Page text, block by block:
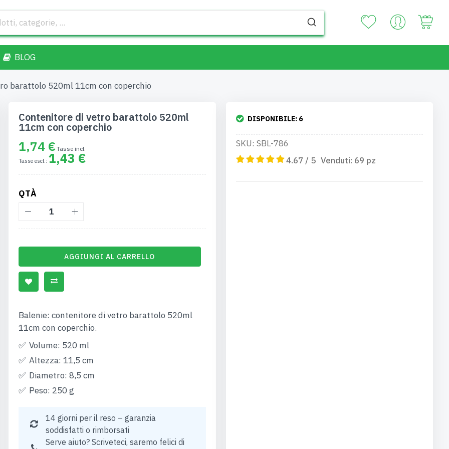
BLOG
barattolo 520ml 11cm con coperchio
Contenitore di vetro barattolo 520ml
11cm con coperchio
1,74 €
1,43 €
QTÀ
AGGIUNGI AL CARRELLO
Balenie: contenitore di vetro barattolo 520ml
11cm con coperchio.
Volume: 520 ml
Altezza: 11,5 cm
Diametro: 8,5 cm
Peso: 250 g
14 giorni per il reso – garanzia
soddisfatti o rimborsati
Serve aiuto? Scriveteci, saremo felici di
DISPONIBILE: 6
SKU: SBL-786
4.67 / 5 Venduti: 69 pz